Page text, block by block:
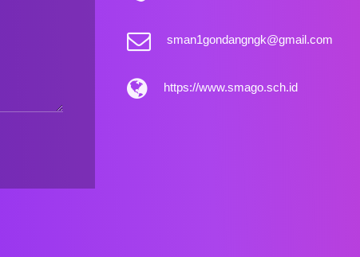
sman1gondangngk@gmail.com
https://www.smago.sch.id